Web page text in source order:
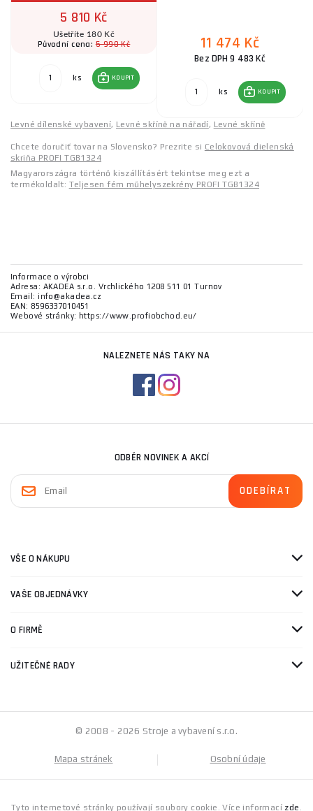
5 810 Kč
Ušetříte 180 Kč
Původní cena:5 990 Kč
ks KOUPIT
11 474 Kč
Bez DPH 9 483 Kč
ks KOUPIT
Levné dílenské vybavení, Levné skříně na nářadí, Levné skříně
Chcete doručiť tovar na Slovensko? Prezrite si Celokovová dielenská
skriňa PROFI TGB1324
Magyarországra történő kiszállításért tekintse meg ezt a
termékoldalt: Teljesen fém műhelyszekrény PROFI TGB1324
Informace o výrobci
Adresa: AKADEA s.r.o. Vrchlického 1208 511 01 Turnov
Email: info@akadea.cz
EAN: 8596337010451
Webové stránky: https://www.profiobchod.eu/
NALEZNETE NÁS TAKY NA
ODBĚR NOVINEK A AKCÍ
VŠE O NÁKUPU
VAŠE OBJEDNÁVKY
O FIRMĚ
UŽITEČNÉ RADY
© 2008 - 2026 Stroje a vybavení s.r.o.
Mapa stránek Osobní údaje
Tyto internetové stránky používají soubory cookie. Více informací zde .